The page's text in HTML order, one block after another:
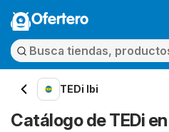
Ofertero
TEDi Ibi
Catálogo de TEDi